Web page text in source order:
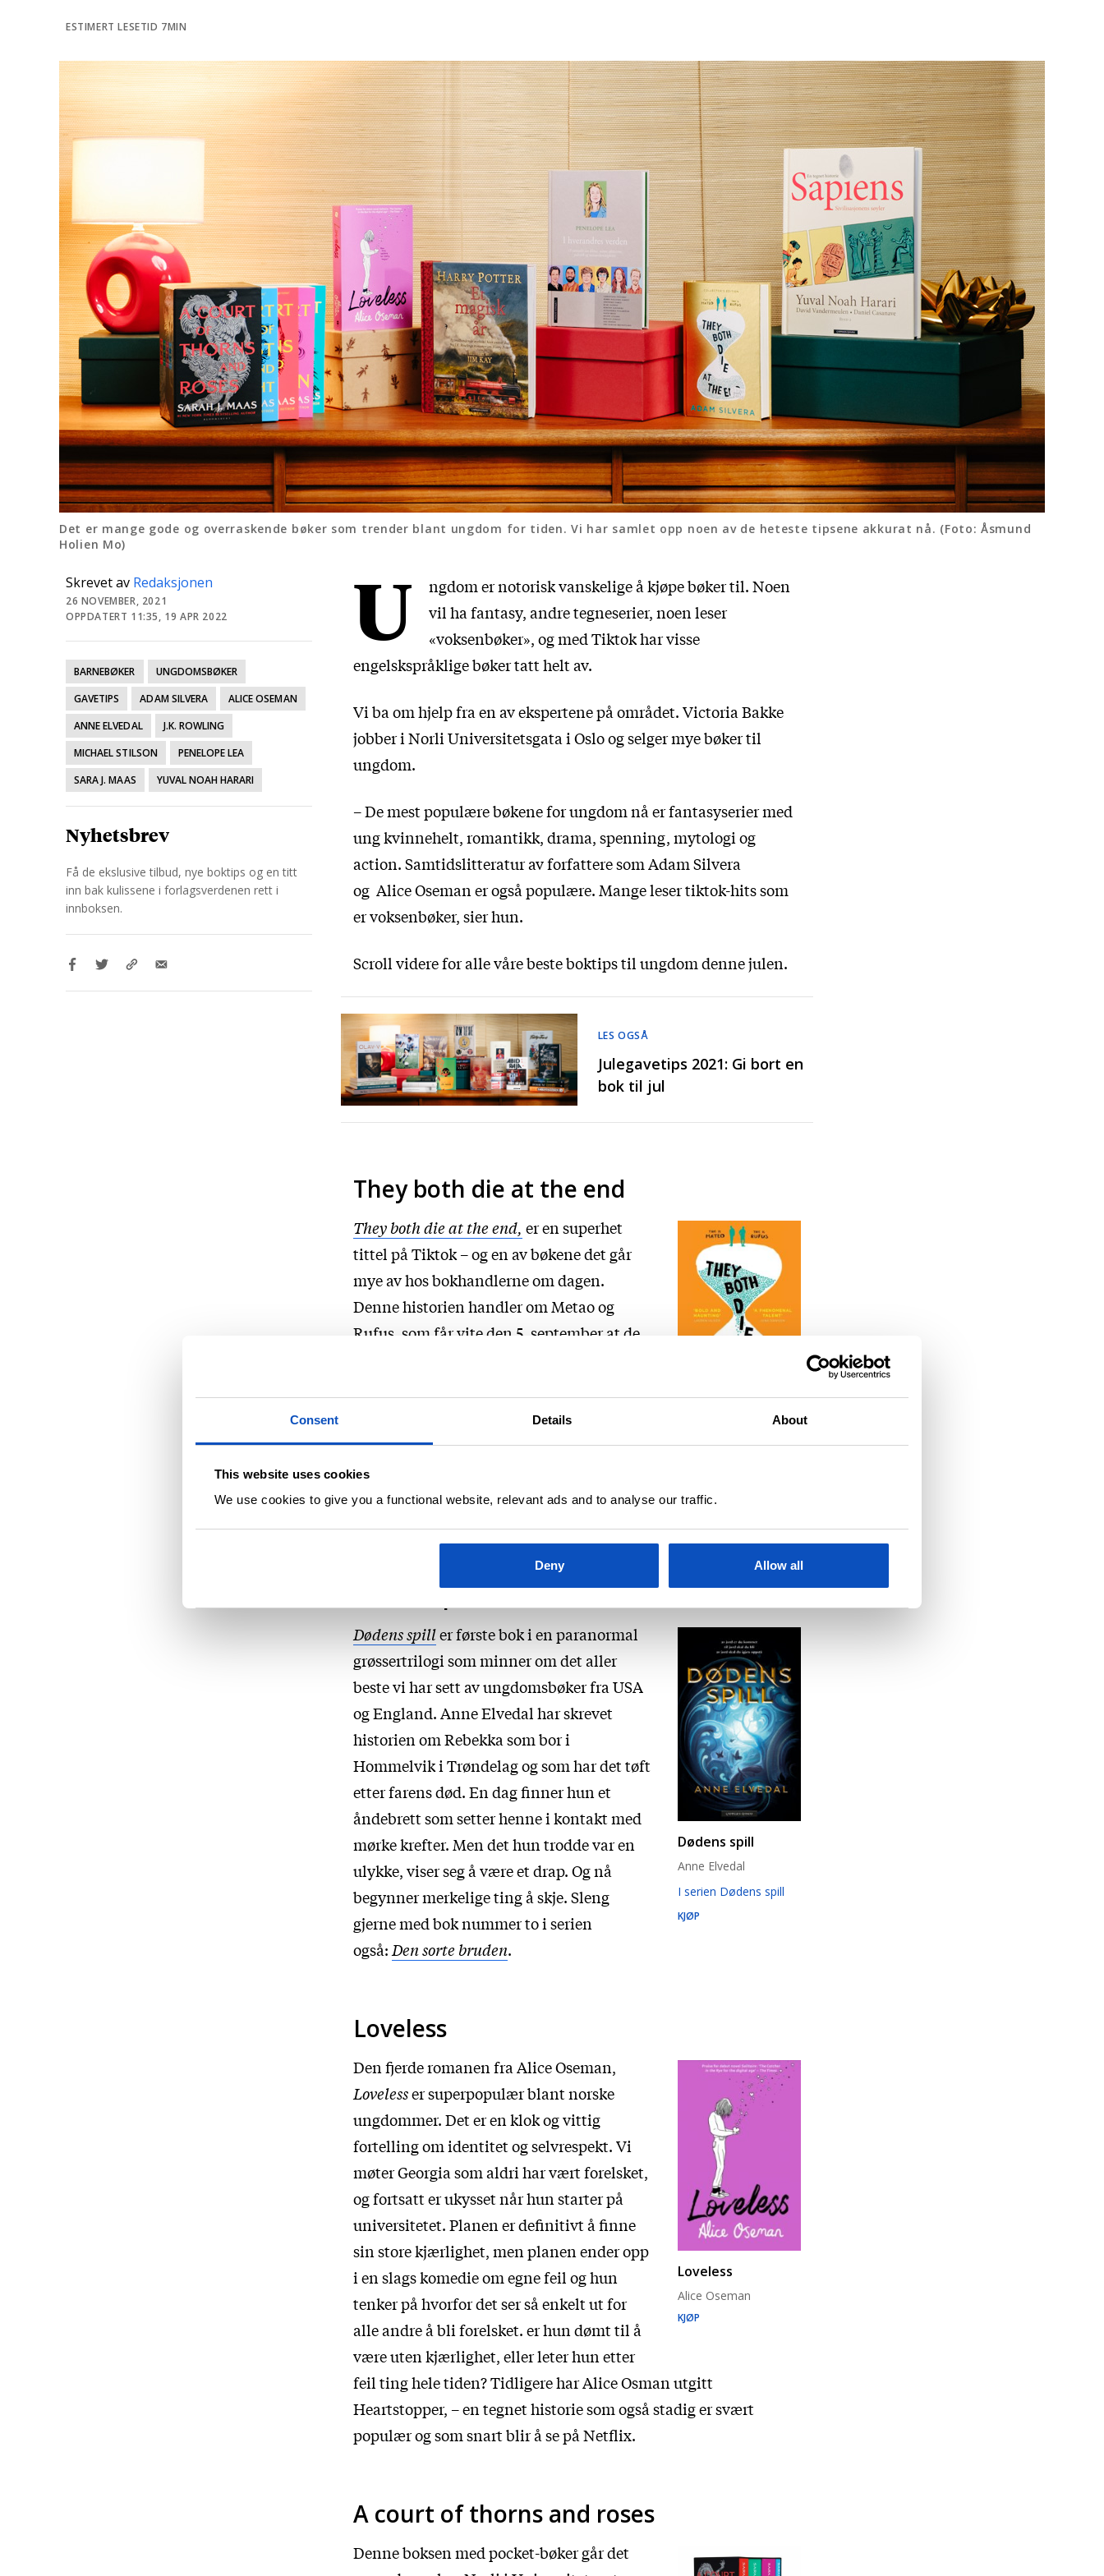
Consent Details About
This website uses cookies
We use cookies to give you a functional website, relevant ads and to analyse our traffic.
Deny Allow all
ESTIMERT LESETID 7MIN
Det er mange gode og overraskende bøker som trender blant ungdom for tiden. Vi har samlet opp noen av de heteste tipsene akkurat nå. (Foto: Åsmund
Holien Mo)
Skrevet av Redaksjonen
26 NOVEMBER, 2021
OPPDATERT 11:35, 19 APR 2022
BARNEBØKER
UNGDOMSBØKER
GAVETIPS
ADAM SILVERA
ALICE OSEMAN
ANNE ELVEDAL
J.K. ROWLING
MICHAEL STILSON
PENELOPE LEA
SARA J. MAAS
YUVAL NOAH HARARI
Nyhetsbrev
Få de ekslusive tilbud, nye boktips og en titt
inn bak kulissene i forlagsverdenen rett i
innboksen.
U
ngdom er notorisk vanskelige å kjøpe bøker til. Noen
vil ha fantasy, andre tegneserier, noen leser
«voksenbøker», og med Tiktok har visse
engelskspråklige bøker tatt helt av.
Vi ba om hjelp fra en av ekspertene på området. Victoria Bakke
jobber i Norli Universitetsgata i Oslo og selger mye bøker til
ungdom.
– De mest populære bøkene for ungdom nå er fantasyserier med
ung kvinnehelt, romantikk, drama, spenning, mytologi og
action. Samtidslitteratur av forfattere som Adam Silvera
og Alice Oseman er også populære. Mange leser tiktok-hits som
er voksenbøker, sier hun.
Scroll videre for alle våre beste boktips til ungdom denne julen.
LES OGSÅ
Julegavetips 2021: Gi bort en
bok til jul
They both die at the end
They both die at
the end
KJØP
They both die at the end, er en superhet
tittel på Tiktok – og en av bøkene det går
mye av hos bokhandlerne om dagen.
Denne historien handler om Metao og
Rufus, som får vite den 5. september at de
begge etter en ny venn på sin siste dag.
Den gode nyheten er at det finnes en app
den, og Rufus og Matheo rekker akkurat å
Døden spill
Dødens spill
Anne Elvedal
I serien Dødens spill
KJØP
Dødens spiller første bok i en paranormal
grøssertrilogi som minner om det aller
beste vi har sett av ungdomsbøker fra USA
og England. Anne Elvedal har skrevet
historien om Rebekka som bor i
Hommelvik i Trøndelag og som har det tøft
etter farens død. En dag finner hun et
åndebrett som setter henne i kontakt med
mørke krefter. Men det hun trodde var en
ulykke, viser seg å være et drap. Og nå
begynner merkelige ting å skje. Sleng
gjerne med bok nummer to i serien
også: Den sorte bruden.
Loveless
Loveless
Alice Oseman
KJØP
Den fjerde romanen fra Alice Oseman,
Lovelesser superpopulær blant norske
ungdommer. Det er en klok og vittig
fortelling om identitet og selvrespekt. Vi
møter Georgia som aldri har vært forelsket,
og fortsatt er ukysset når hun starter på
universitetet. Planen er definitivt å finne
sin store kjærlighet, men planen ender opp
i en slags komedie om egne feil og hun
tenker på hvorfor det ser så enkelt ut for
alle andre å bli forelsket. er hun dømt til å
være uten kjærlighet, eller leter hun etter
feil ting hele tiden? Tidligere har Alice Osman utgitt
Heartstopper, – en tegnet historie som også stadig er svært
populær og som snart blir å se på Netflix.
A court of thorns and roses
Denne boksen med pocket-bøker går det